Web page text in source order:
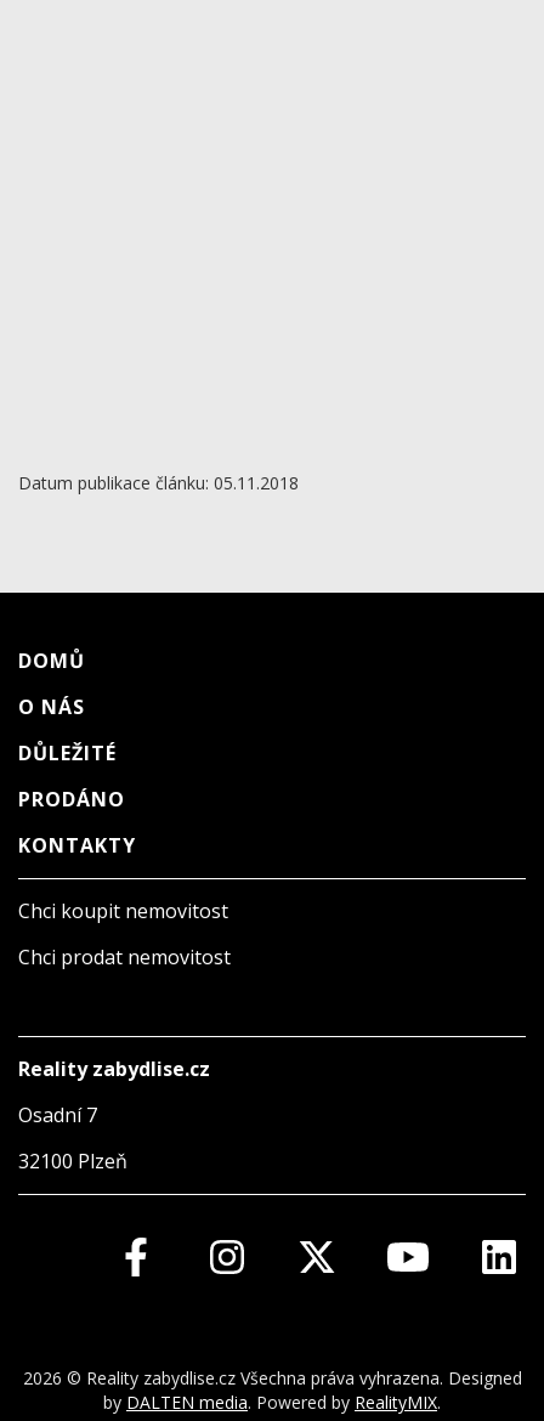
Datum publikace článku: 05.11.2018
DOMŮ
O NÁS
DŮLEŽITÉ
PRODÁNO
KONTAKTY
Chci koupit nemovitost
Chci prodat nemovitost
Reality zabydlise.cz
Osadní 7
32100 Plzeň
2026 © Reality zabydlise.cz Všechna práva vyhrazena. Designed
by DALTEN media. Powered by RealityMIX.